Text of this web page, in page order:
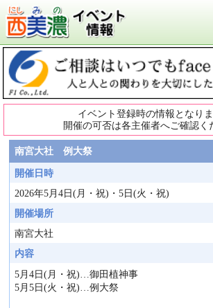
イベント登録時の情報となりま
開催の可否は各主催者へご確認く
南宮大社 例大祭
開催日時
2026年5月4日(月・祝)・5日(火・祝)
開催場所
南宮大社
内容
5月4日(月・祝)…御田植神事
5月5日(火・祝)…例大祭